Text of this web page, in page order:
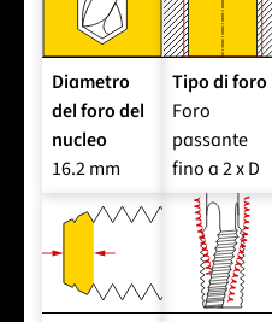
Diametro
del foro del
nucleo
16.2 mm
Tipo di foro
Foro
passante
fino a 2 x D